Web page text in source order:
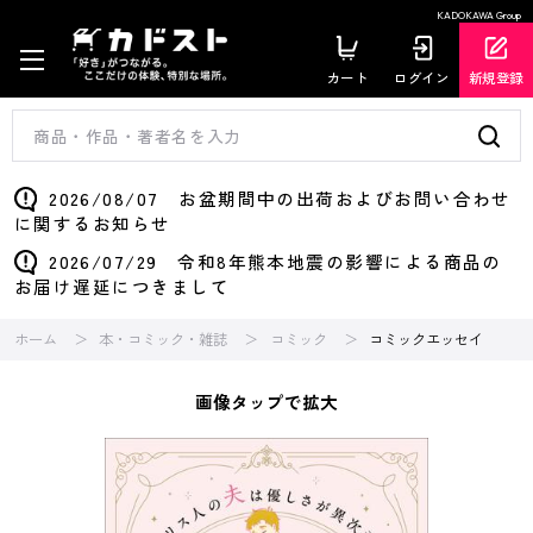
KADOKAWA Group
カート ログイン 新規登録
2026/08/07 お盆期間中の出荷およびお問い合わせ
に関するお知らせ
2026/07/29 令和8年熊本地震の影響による商品の
お届け遅延につきまして
ホーム 本・コミック・雑誌 コミック コミックエッセイ
画像タップで拡大